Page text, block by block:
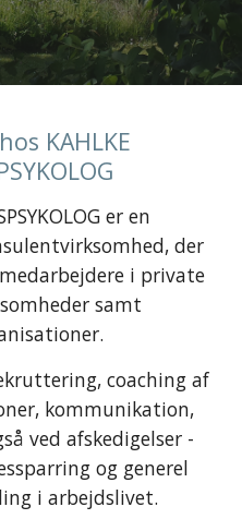
KAHLKE
er en
der
i private
samt
coaching af
kommunikation,
ved afskedigelser -
og generel
i arbejdslivet.